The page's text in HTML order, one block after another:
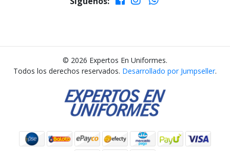
© 2026 Expertos En Uniformes.
Todos los derechos reservados. Desarrollado por Jumpseller.